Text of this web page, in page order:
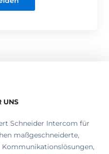
UNS
Schneider Intercom für
maßgeschneiderte,